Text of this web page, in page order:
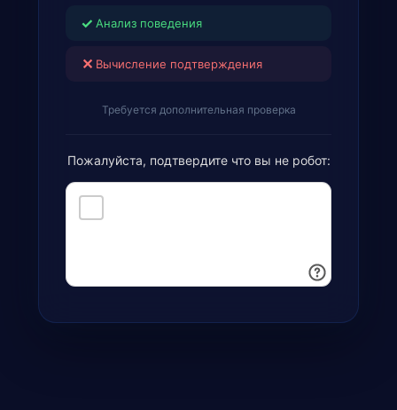
✓ Анализ поведения
✕ Вычисление подтверждения
Требуется дополнительная проверка
Пожалуйста, подтвердите что вы не робот: